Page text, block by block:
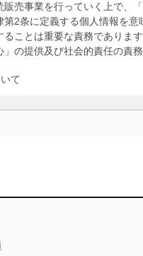
売事業を行っていく上で、
2条に定義する個人情報を
ことは重要な責務でありま
の提供及び社会的責任の責
て
供に際して、その利用目的
ます。